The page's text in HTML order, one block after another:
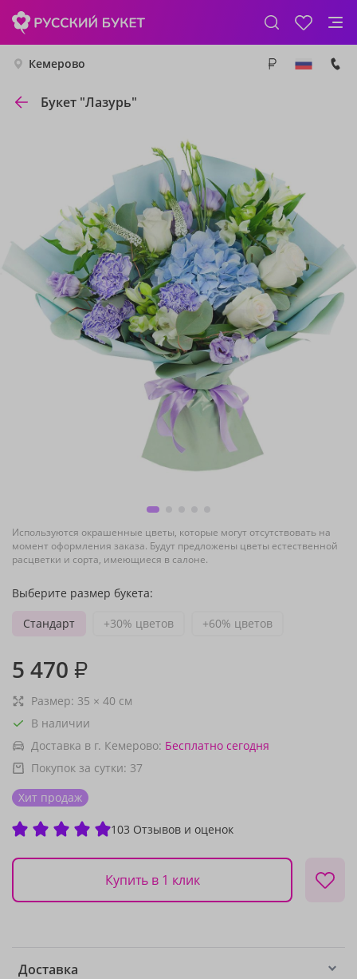
Кемерово
Букет "Лазурь"
Используются окрашенные цветы, которые могут отсутствовать на
момент оформления заказа. Будут предложены цветы естественной
расцветки и сорта, имеющиеся в салоне.
Выберите размер букета:
Стандарт
+30% цветов +60% цветов
5 470 ₽
Размер: 35 × 40 см
В наличии
Доставка в г. Кемерово: Бесплатно сегодня
Покупок за сутки: 37
Хит продаж
103 Отзывов и оценок
Купить в 1 клик
Доставка